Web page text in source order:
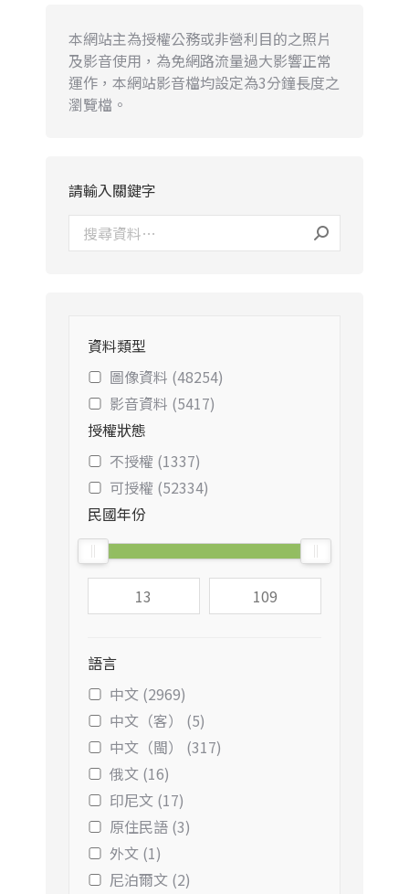
本網站主為授權公務或非營利目的之照片
及影音使用，為免網路流量過大影響正常
運作，本網站影音檔均設定為3分鐘長度之
瀏覽檔。
請輸入關鍵字
資料類型
圖像資料 (48254)
影音資料 (5417)
授權狀態
不授權 (1337)
可授權 (52334)
民國年份
語言
中文 (2969)
中文（客） (5)
中文（閩） (317)
俄文 (16)
印尼文 (17)
原住民語 (3)
外文 (1)
尼泊爾文 (2)